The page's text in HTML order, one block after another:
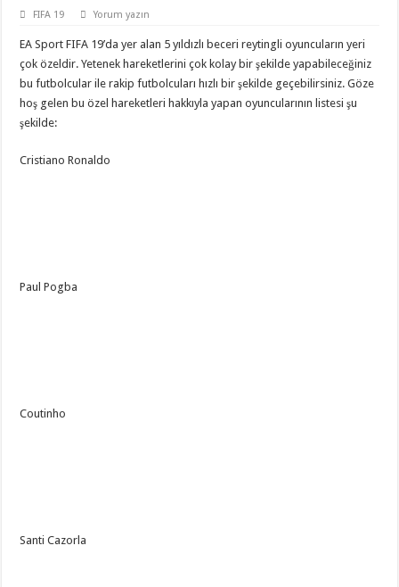
FIFA 19 Yorum yazın
EA Sport FIFA 19’da yer alan 5 yıldızlı beceri reytingli oyuncuların yeri
çok özeldir. Yetenek hareketlerini çok kolay bir şekilde yapabileceğiniz
bu futbolcular ile rakip futbolcuları hızlı bir şekilde geçebilirsiniz. Göze
hoş gelen bu özel hareketleri hakkıyla yapan oyuncularının listesi şu
şekilde:
Cristiano Ronaldo
Paul Pogba
Coutinho
Santi Cazorla